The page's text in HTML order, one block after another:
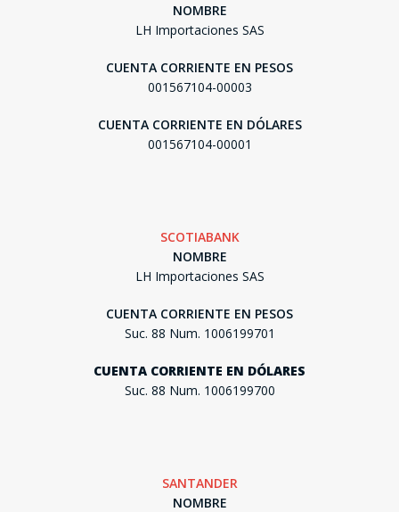
NOMBRE
LH Importaciones SAS
CUENTA CORRIENTE EN PESOS
001567104-00003
CUENTA CORRIENTE EN DÓLARES
001567104-00001
SCOTIABANK
NOMBRE
LH Importaciones SAS
CUENTA CORRIENTE EN PESOS
Suc. 88 Num. 1006199701
CUENTA CORRIENTE EN DÓLARES
Suc. 88 Num. 1006199700
SANTANDER
NOMBRE